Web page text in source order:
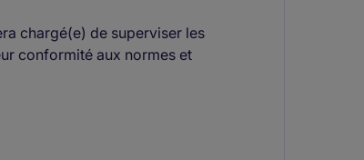
chargé(e) de superviser les
conformité aux normes et